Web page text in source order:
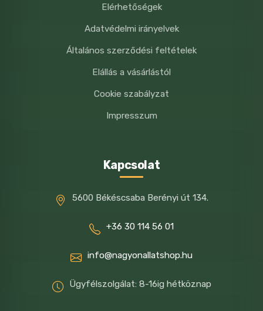
Elérhetőségek
Adatvédelmi irányelvek
Általános szerződési feltételek
Elállás a vásárlástól
Cookie szabályzat
Impresszum
Kapcsolat
5600 Békéscsaba Berényi út 134.
+36 30 114 56 01
info@nagyonallatshop.hu
Ügyfélszolgálat: 8-16ig hétköznap